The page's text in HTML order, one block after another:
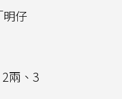
仔
兩、3